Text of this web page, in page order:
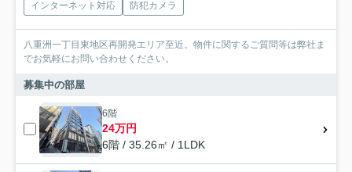
インターネット対応
防犯カメラ
八重洲一丁目東地区再開発エリア至近。物件に関するご質問等は弊社ま
でお気軽にお問い合わせください。
募集中の部屋
6階
24万円
6階 / 35.26㎡ / 1LDK